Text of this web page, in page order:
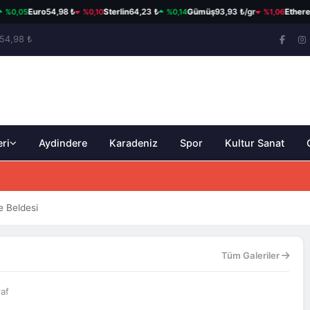
Euro54,98 ₺ %0,10Sterlin64,23 ₺ %0,14Gümüş93,93 ₺/gr %1,06Ethereum
54,98 ₺
Aydindere Karadeniz Spor Kultur Sanat
Beldesi
Tüm Galeriler